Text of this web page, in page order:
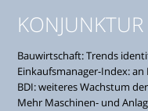
KONJUNKTUR
Bauwirtschaft: Trends
Einkaufsmanager-Index:
BDI: weiteres Wachstum
Mehr Maschinen- und